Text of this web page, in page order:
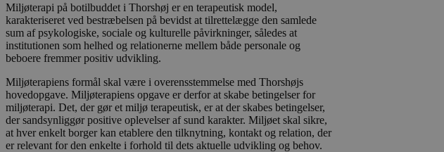
Miljøterapi på botilbuddet i Thorshøj er en terapeutisk model,
karakteriseret ved bestræbelsen på bevidst at tilrettelægge den samlede
sum af psykologiske, sociale og kulturelle påvirkninger, således at
institutionen som helhed og relationerne mellem både personale og
beboere fremmer positiv udvikling.
Miljøterapiens formål skal være i overensstemmelse med Thorshøjs
hovedopgave. Miljøterapiens opgave er derfor at skabe betingelser for
miljøterapi. Det, der gør et miljø terapeutisk, er at der skabes betingelser,
der sandsynliggør positive oplevelser af sund karakter. Miljøet skal sikre,
at hver enkelt borger kan etablere den tilknytning, kontakt og relation, der
er relevant for den enkelte i forhold til dets aktuelle udvikling og behov.